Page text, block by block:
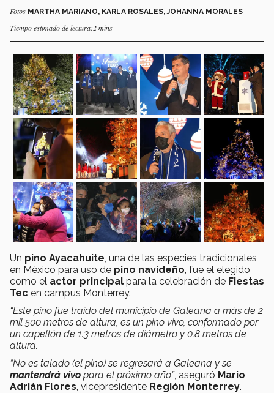
Fotos MARTHA MARIANO, KARLA ROSALES, JOHANNA MORALES
Tiempo estimado de lectura:2 mins
Un pino Ayacahuite , una de las especies tradicionales
en México para uso de pino navideño , fue el elegido
como el actor principal para la celebración de Fiestas
Tec en campus Monterrey.
“Este pino fue traído del municipio de Galeana a más de 2
mil 500 metros de altura, es un pino vivo, conformado por
un capellón de 1.3 metros de diámetro y 0.8 metros de
altura.
“No es talado (el pino) se regresará a Galeana y se
mantendrá vivo para el próximo año”, aseguró Mario
Adrián Flores , vicepresidente Región Monterrey.